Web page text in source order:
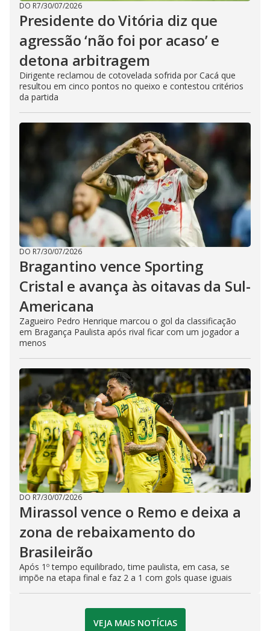
DO R7/30/07/2026
Presidente do Vitória diz que
agressão ‘não foi por acaso’ e
detona arbitragem
Dirigente reclamou de cotovelada sofrida por Cacá que
resultou em cinco pontos no queixo e contestou critérios
da partida
DO R7/30/07/2026
Bragantino vence Sporting
Cristal e avança às oitavas da Sul-
Americana
Zagueiro Pedro Henrique marcou o gol da classificação
em Bragança Paulista após rival ficar com um jogador a
menos
DO R7/30/07/2026
Mirassol vence o Remo e deixa a
zona de rebaixamento do
Brasileirão
Após 1º tempo equilibrado, time paulista, em casa, se
impõe na etapa final e faz 2 a 1 com gols quase iguais
VEJA MAIS NOTÍCIAS